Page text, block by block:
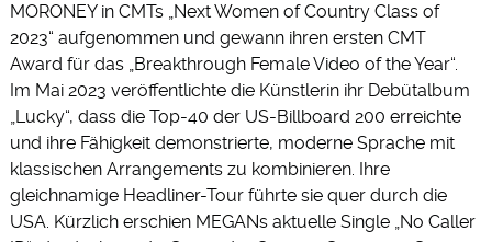
MORONEY in CMTs „Next Women of Country Class of
2023“ aufgenommen und gewann ihren ersten CMT
Award für das „Breakthrough Female Video of the Year“.
Im Mai 2023 veröffentlichte die Künstlerin ihr Debütalbum
„Lucky“, dass die Top-40 der US-Billboard 200 erreichte
und ihre Fähigkeit demonstrierte, moderne Sprache mit
klassischen Arrangements zu kombinieren. Ihre
gleichnamige Headliner-Tour führte sie quer durch die
USA. Kürzlich erschien MEGANs aktuelle Single „No Caller